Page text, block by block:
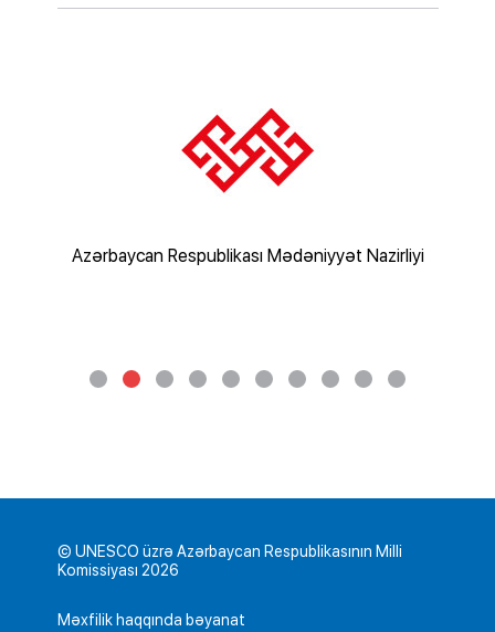
Azərbaycan Respublikası Mədəniyyət Nazirliyi
© UNESCO üzrə Azərbaycan Respublikasının Milli
Komissiyası 2026
Məxfilik haqqında bəyanat